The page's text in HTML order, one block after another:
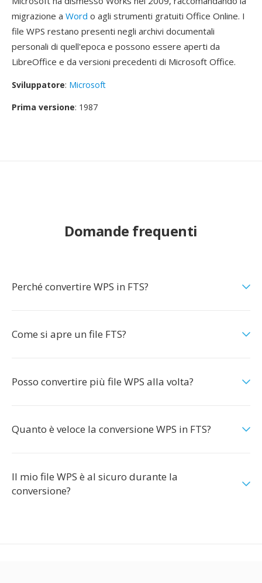
migrazione a Word o agli strumenti gratuiti Office Online. I
file WPS restano presenti negli archivi documentali
personali di quell'epoca e possono essere aperti da
LibreOffice e da versioni precedenti di Microsoft Office.
Sviluppatore: Microsoft
Prima versione: 1987
Domande frequenti
Perché convertire WPS in FTS?
Come si apre un file FTS?
Posso convertire più file WPS alla volta?
Quanto è veloce la conversione WPS in FTS?
Il mio file WPS è al sicuro durante la
conversione?